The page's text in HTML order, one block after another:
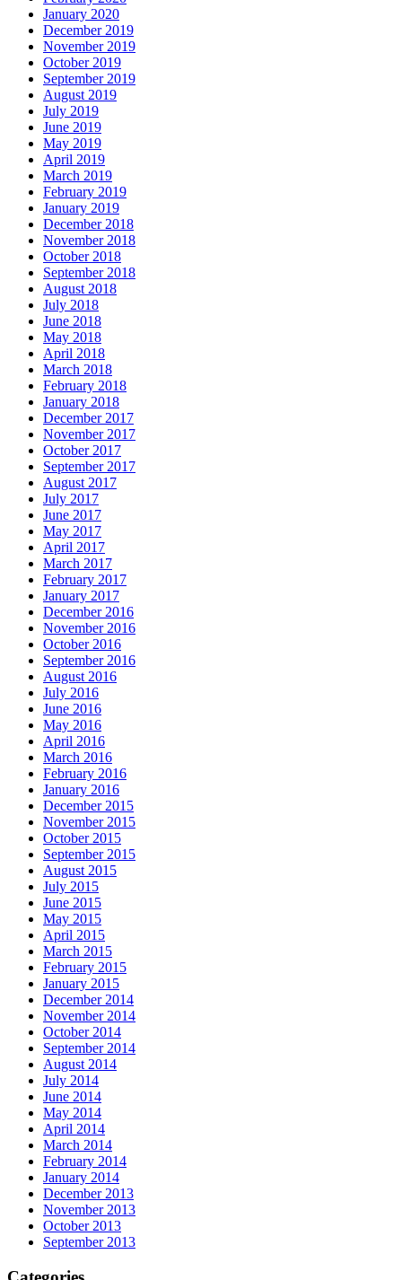
January 2020
December 2019
November 2019
October 2019
September 2019
August 2019
July 2019
June 2019
May 2019
April 2019
March 2019
February 2019
January 2019
December 2018
November 2018
October 2018
September 2018
August 2018
July 2018
June 2018
May 2018
April 2018
March 2018
February 2018
January 2018
December 2017
November 2017
October 2017
September 2017
August 2017
July 2017
June 2017
May 2017
April 2017
March 2017
February 2017
January 2017
December 2016
November 2016
October 2016
September 2016
August 2016
July 2016
June 2016
May 2016
April 2016
March 2016
February 2016
January 2016
December 2015
November 2015
October 2015
September 2015
August 2015
July 2015
June 2015
May 2015
April 2015
March 2015
February 2015
January 2015
December 2014
November 2014
October 2014
September 2014
August 2014
July 2014
June 2014
May 2014
April 2014
March 2014
February 2014
January 2014
December 2013
November 2013
October 2013
September 2013